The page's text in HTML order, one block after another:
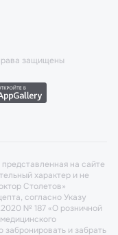
защищены
на сайте
характер и не
Столетов»
согласно Указу
№ 187 «О розничной
и забрать